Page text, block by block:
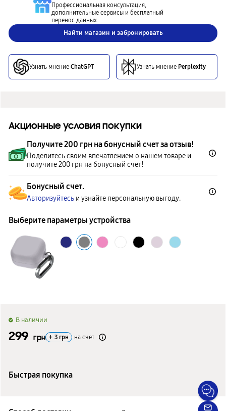
Профессиональная консультация,
дополнительные сервисы и бесплатный
перенос данных.
Найти магазин и забронировать
Узнать мнение ChatGPT Узнать мнение Perplexity
Акционные условия покупки
Получите 200 грн на бонусный счет за отзыв!
Поделитесь своим впечатлением о нашем товаре и
получите 200 грн на бонусный счет!
Бонусный счет.
Авторизуйтесь и узнайте персональную выгоду.
Выберите параметры устройства
B наличии
299 грн + 3 грн на счет
Быстрая покупка